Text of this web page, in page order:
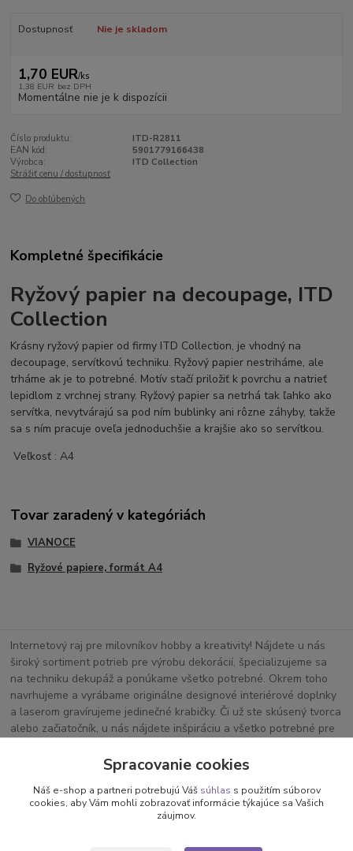
Dostupnosť Nie je skladom
1,70 EUR/ks
1,38 EUR bez DPH
Momentálne nie je k dispozícii
Číslo produktu:
ITD-R2811
EAN kód:
5901779166438
Výrobca:
ITD Collection
Strážiť cenu / dostupnosť
Do obľúbených
Kompletné špecifikácie
Ryžový papier na decoupage, ITD
Collection
Krásny ryžový papier od firmy ITD Collection, je vhodný na
decoupage, servítkovú techniku. Ryžový papier nestriháme, ale
trháme ak je to potrebné. Motív stačí priložiť k povrchu a natrieť
lepidlom z vrchnej strany. Ryžový papier sa netrhá tak ľahko ako
servítka, nevytvárajú sa pod ním bublinky ani rôzne záhyby, takže
sa s ním pracuje oveľa jednoduchšie a krajšie ako so servítkou.
Veľkosť : A4
Tovar zaradený v kategóriách
VIANOCE
Ryžové papiere, formát A4
Internetový raj pre milovníkov hobby a kreativity! Nájdete u nás
široký sortiment potrieb pre výrobu dekorácií, špecializujeme sa
na techniku dekupáž a ponúkame všetko potrebné. Okrem toho
navrhujeme a vyrábame originálne designové interiérové doplnky
a laserom gravírujeme jedinečné krabičky. Či už ste skúsený tvorca
alebo začiatočník, u nás nájdete inšpiráciu a všetko potrebné pre
Vaša kreatívna oáza online!
Spracovanie cookies
Náš e-shop a partneri potrebujú Váš súhlas s použitím súborov
cookies, aby Vám mohli zobrazovať informácie týkajúce sa Vašich
záujmov.